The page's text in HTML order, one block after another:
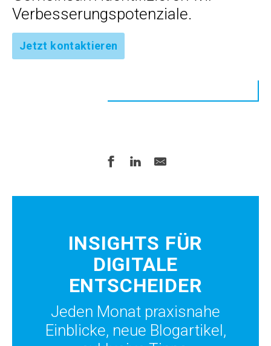
Verbesserungspotenziale.
Jetzt kontaktieren
INSIGHTS FÜR
DIGITALE
ENTSCHEIDER
Jeden Monat praxisnahe
Einblicke, neue Blogartikel,